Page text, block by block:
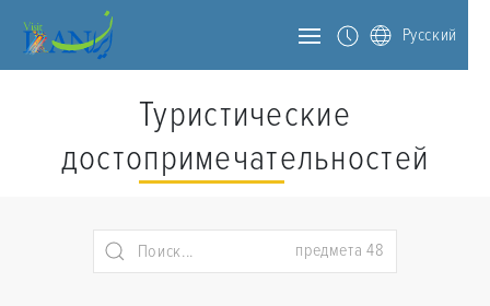
Русский
Туристические
достопримечательностей
предмета 48